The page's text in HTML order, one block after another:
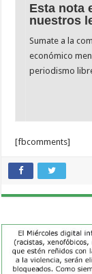
Esta nota
nuestros
Sumate a la
económico
periodismo
[fbcomments]